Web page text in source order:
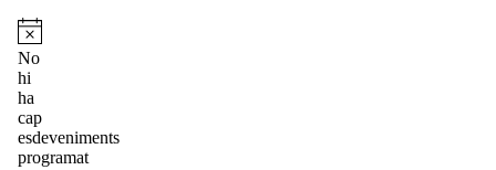
Esdeveniments
del
24
novembre
2024
Avís
No
hi
ha
cap
esdeveniments
programat